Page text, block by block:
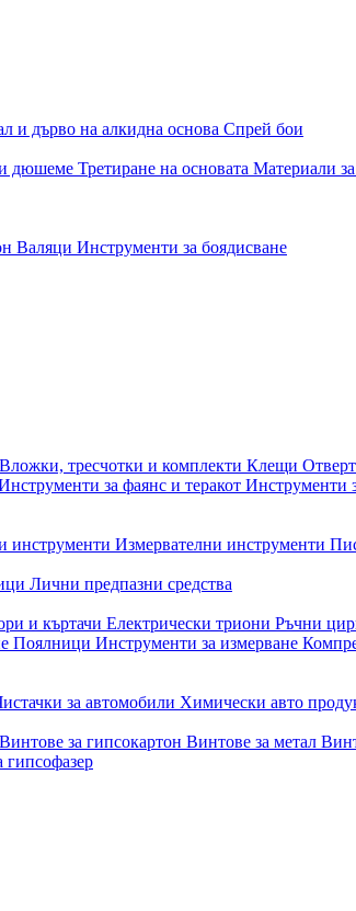
и дърво на алкидна основа Спрей бои
и дюшеме Третиране на основата Материали
Валяци Инструменти за боядисване
Вложки, тресчотки и комплекти Клещи
за фаянс и теракот Инструменти
инструменти Измервателни инструменти
Лични предпазни средства
и къртачи Електрически триони Ръчни
Поялници Инструменти за измерване
за автомобили Химически авто
Винтове за гипсокартон Винтове за метал
гипсофазер